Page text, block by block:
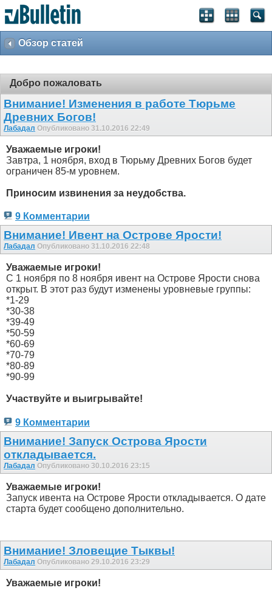
Обзор статей
Добро пожаловать
Внимание! Изменения в работе Тюрьме
Древних Богов!
Лабадал Опубликовано 31.10.2016 22:49
Уважаемые игроки!
Завтра, 1 ноября, вход в Тюрьму Древних Богов будет
ограничен 85-м уровнем.
Приносим извинения за неудобства.
9 Комментарии
Внимание! Ивент на Острове Ярости!
Лабадал Опубликовано 31.10.2016 22:48
Уважаемые игроки!
С 1 ноября по 8 ноября ивент на Острове Ярости снова
открыт. В этот раз будут изменены уровневые группы:
*1-29
*30-38
*39-49
*50-59
*60-69
*70-79
*80-89
*90-99
Участвуйте и выигрывайте!
9 Комментарии
Внимание! Запуск Острова Ярости
откладывается.
Лабадал Опубликовано 30.10.2016 23:15
Уважаемые игроки!
Запуск ивента на Острове Ярости откладывается. О дате
старта будет сообщено дополнительно.
Внимание! Зловещие Тыквы!
Лабадал Опубликовано 29.10.2016 23:29
Уважаемые игроки!